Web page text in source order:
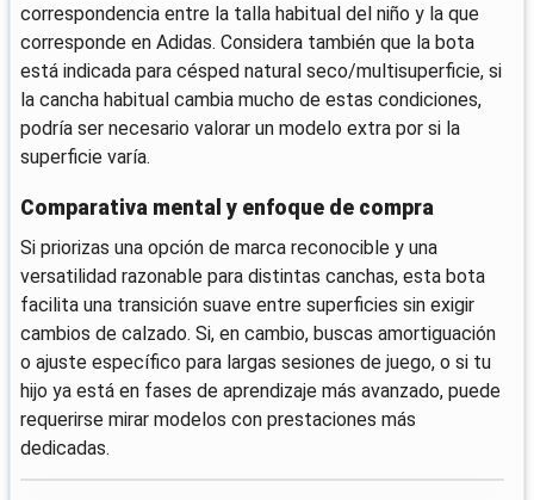
correspondencia entre la talla habitual del niño y la que
corresponde en Adidas. Considera también que la bota
está indicada para césped natural seco/multisuperficie, si
la cancha habitual cambia mucho de estas condiciones,
podría ser necesario valorar un modelo extra por si la
superficie varía.
Comparativa mental y enfoque de compra
Si priorizas una opción de marca reconocible y una
versatilidad razonable para distintas canchas, esta bota
facilita una transición suave entre superficies sin exigir
cambios de calzado. Si, en cambio, buscas amortiguación
o ajuste específico para largas sesiones de juego, o si tu
hijo ya está en fases de aprendizaje más avanzado, puede
requerirse mirar modelos con prestaciones más
dedicadas.